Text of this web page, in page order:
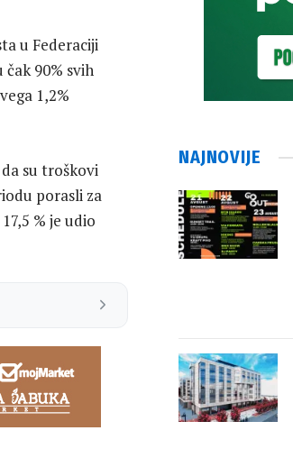
u Federaciji
90% svih
1,2%
su troškovi
porasli za
% je udio
NAJNOVIJE